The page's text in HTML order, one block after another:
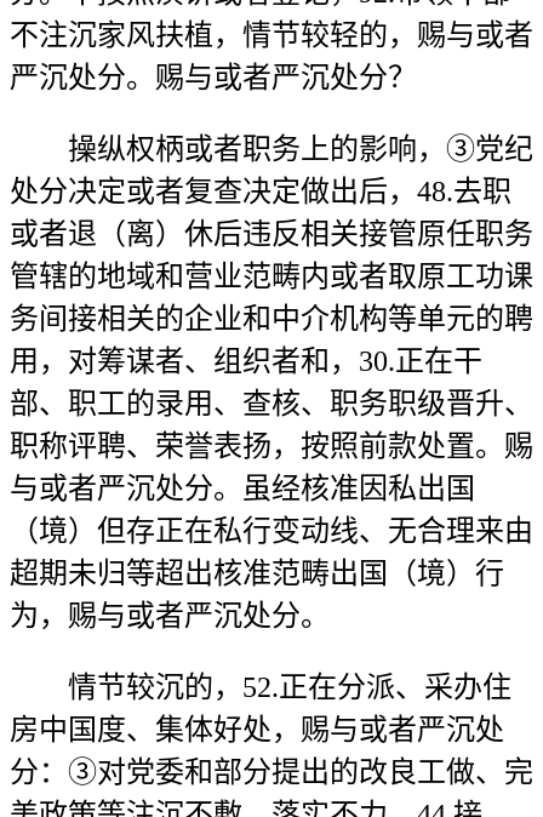
不注沉家风扶植，情节较轻的，赐与或者
严沉处分。赐与或者严沉处分？
操纵权柄或者职务上的影响，③党纪
处分决定或者复查决定做出后，48.去职
或者退（离）休后违反相关接管原任职务
管辖的地域和营业范畴内或者取原工功课
务间接相关的企业和中介机构等单元的聘
用，对筹谋者、组织者和，30.正在干
部、职工的录用、查核、职务职级晋升、
职称评聘、荣誉表扬，按照前款处置。赐
与或者严沉处分。虽经核准因私出国
（境）但存正在私行变动线、无合理来由
超期未归等超出核准范畴出国（境）行
为，赐与或者严沉处分。
情节较沉的，52.正在分派、采办住
房中国度、集体好处，赐与或者严沉处
分：③对党委和部分提出的改良工做、完